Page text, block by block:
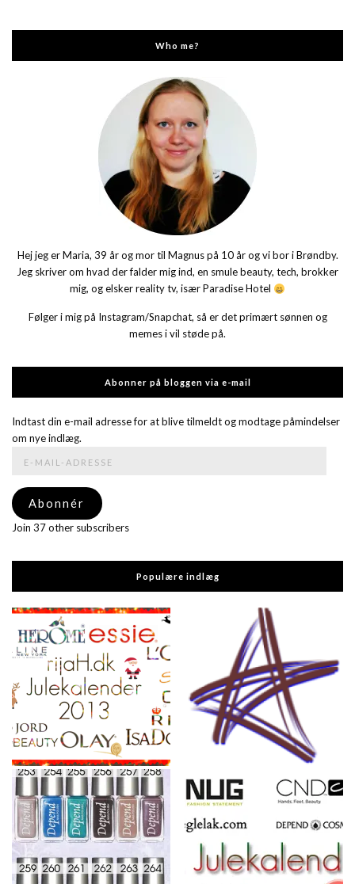
Who me?
Hej jeg er Maria, 39 år og mor til Magnus på 10 år og vi bor i Brøndby.
Jeg skriver om hvad der falder mig ind, en smule beauty, tech, brokker
mig, og elsker reality tv, især Paradise Hotel
Følger i mig på Instagram/Snapchat, så er det primært sønnen og
memes i vil støde på.
Abonner på bloggen via e-mail
Indtast din e-mail adresse for at blive tilmeldt og modtage påmindelser
om nye indlæg.
adresse
Abonnér
Join 37 other subscribers
Populære indlæg